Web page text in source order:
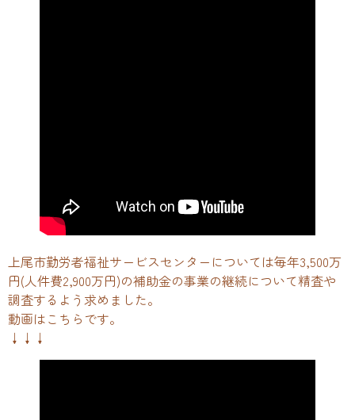
上尾市勤労者福祉サービスセンターについては毎年3,500万
円(人件費2,900万円)の補助金の事業の継続について精査や
調査するよう求めました。
動画はこちらです。
↓↓↓